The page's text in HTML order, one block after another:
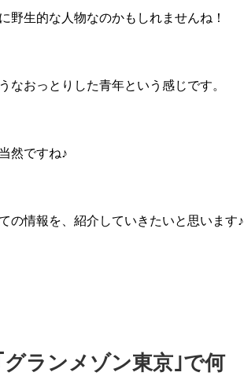
野生的な人物なのかもしれませんね！
なおっとりした青年という感じです。
然ですね♪
の情報を、紹介していきたいと思います♪
ランメゾン東京｣で何